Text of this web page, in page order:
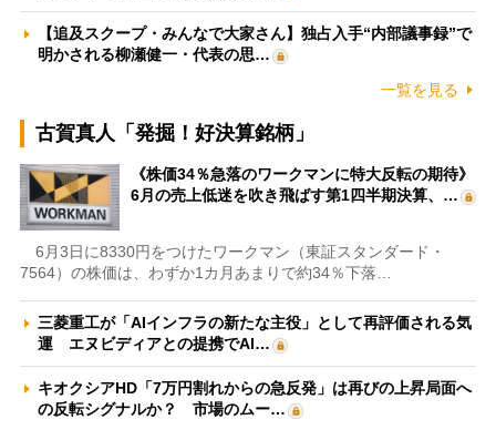
【追及スクープ・みんなで大家さん】独占入手“内部議事録”で
明かされる柳瀬健一・代表の思…
一覧を見る
古賀真人「発掘！好決算銘柄」
《株価34％急落のワークマンに特大反転の期待》
6月の売上低迷を吹き飛ばす第1四半期決算、…
6月3日に8330円をつけたワークマン（東証スタンダード・
7564）の株価は、わずか1カ月あまりで約34％下落…
三菱重工が「AIインフラの新たな主役」として再評価される気
運 エヌビディアとの提携でAI…
キオクシアHD「7万円割れからの急反発」は再びの上昇局面へ
の反転シグナルか？ 市場のムー…